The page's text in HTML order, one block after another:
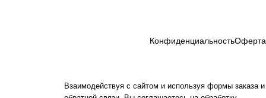
КонфиденциальностьОферта
Взаимодействуя с сайтом и используя формы заказа и